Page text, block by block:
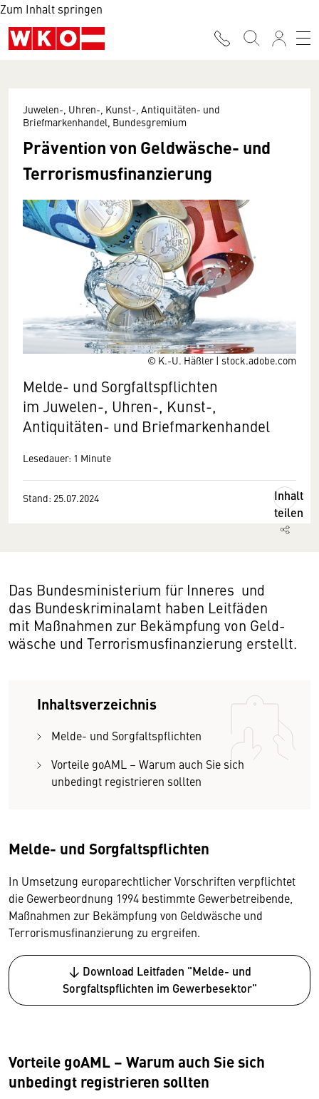
Zum Inhalt springen
© K.-U. Häßler | stock.adobe.com
Juwelen-, Uhren-, Kunst-, Antiquitäten- und
Briefmarkenhandel, Bundesgremium
Prävention von Geldwäsche- und
Terrorismusfinanzierung
Melde- und Sorgfaltspflichten
im Juwelen-, Uhren-, Kunst-,
Antiquitäten- und Briefmarkenhandel
Lesedauer: 1 Minute
Stand: 25.07.2024
Inhalt
teilen
Das Bundesministerium für Inneres und
das Bundeskriminalamt haben Leitfäden
mit Maßnahmen zur Bekämpfung von Geld­­
wäsche und Terroris­mus­finanzierung erstellt.
Inhaltsverzeichnis
Melde- und Sorgfaltspflichten
Vorteile goAML – Warum auch Sie sich
unbedingt registrieren sollten
Melde- und Sorgfaltspflichten
In Umsetzung europarechtlicher Vorschriften verpflichtet
die Gewerbeordnung 1994 bestimmte Gewerbetreibende,
Maßnahmen zur Bekämpfung von Geldwäsche und
Terrorismusfinanzierung zu ergreifen.
↓ Download Leitfaden "Melde- und
Sorgfaltspflichten im Gewerbesektor"
Vorteile goAML – Warum auch Sie sich
unbedingt registrieren sollten